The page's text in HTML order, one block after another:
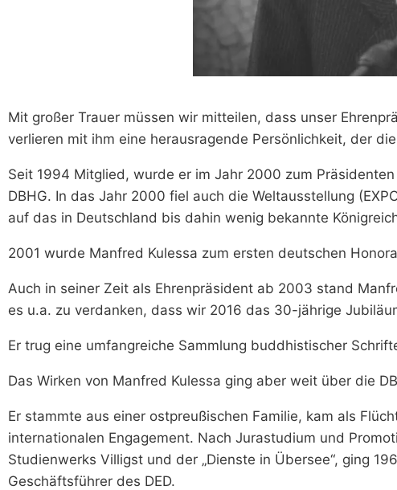
Mit großer Trauer müssen wir mitteilen, dass unser
verlieren mit ihm eine herausragende Persönlichkeit, der
Seit 1994 Mitglied, wurde er im Jahr 2000 zum
DBHG. In das Jahr 2000 fiel auch die Weltausstellung
auf das in Deutschland bis dahin wenig bekannte
2001 wurde Manfred Kulessa zum ersten deutschen
Auch in seiner Zeit als Ehrenpräsident ab 2003 stand
es u.a. zu verdanken, dass wir 2016 das 30-jährige
Er trug eine umfangreiche Sammlung buddhistischer
Das Wirken von Manfred Kulessa ging aber weit über die
Er stammte aus einer ostpreußischen Familie, kam als
internationalen Engagement. Nach Jurastudium und
Studienwerks Villigst und der „Dienste in Übersee“, ging
Geschäftsführer des DED.